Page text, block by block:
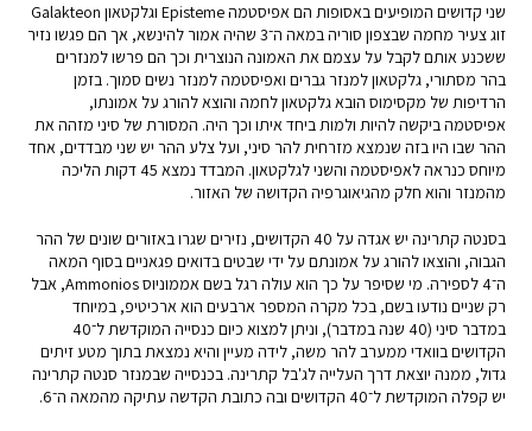
שני קדושים המופיעים באסופות הם אפיסטמה Episteme וגלקטאון Galakteon
זוג צעיר מחמה שבצפון סוריה במאה ה־3 שהיה אמור להינשא, אך הם פגשו נזיר
ששכנע אותם לקבל על עצמם את האמונה הנוצרית וכך הם פרשו למנזרים
בהר מסתורי, גלקטאון למנזר גברים ואפיסטמה למנזר נשים סמוך. בזמן
הרדיפות של מקסימוס הובא גלקטאון לחמה והוצא להורג על אמונתו,
אפיסטמה ביקשה להיות ולמות ביחד איתו וכך היה. המסורת של סיני מזהה את
ההר שבו היו בזה שנמצא מזרחית להר סיני, ועל צלע ההר יש שני מבדדים, אחד
מיוחס כנראה לאפיסטמה והשני לגלקטאון. המבדד נמצא 45 דקות הליכה
מהמנזר והוא חלק מהגיאוגרפיה הקדושה של האזור.
בסנטה קתרינה יש אגדה על 40 הקדושים, נזירים שגרו באזורים שונים של ההר
הגבוה, והוצאו להורג על אמונתם על ידי שבטים בדואים פגאניים בסוף המאה
ה־4 לספירה. מי שסיפר על כך הוא עולה רגל בשם אממוניוס Ammonios, אבל
רק שניים נודעו בשם, בכל מקרה המספר ארבעים הוא ארכיטיפ, במיוחד
במדבר סיני (40 שנה במדבר), וניתן למצוא כיום כנסייה המוקדשת ל־40
הקדושים בוואדי ממערב להר משה, לידה מעיין והיא נמצאת בתוך מטע זיתים
גדול, ממנה יוצאת דרך העלייה לג'בל קתרינה. בכנסייה שבמנזר סנטה קתרינה
יש קפלה המוקדשת ל־40 הקדושים ובה כתובת הקדשה עתיקה מהמאה ה־6.